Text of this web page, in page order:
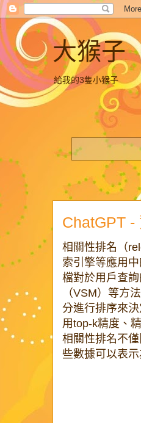
大猴子
給我的3隻小猴子
ChatGPT -
相關性排名（
索引擎等應用
檔對於用戶查
（VSM）等方
分進行排序來
用top-k精度、
相關性排名不
些數據可以表